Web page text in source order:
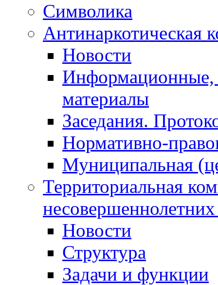
Символика
Антинаркотическая
Новости
Информационные,
материалы
Заседания.
Нормативно-
Муниципальная
Территориальная
Новости
Структура
Задачи и функции